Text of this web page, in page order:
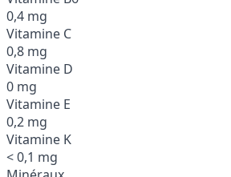
0,4 mg
Vitamine C
0,8 mg
Vitamine D
0 mg
Vitamine E
0,2 mg
Vitamine K
< 0,1 mg